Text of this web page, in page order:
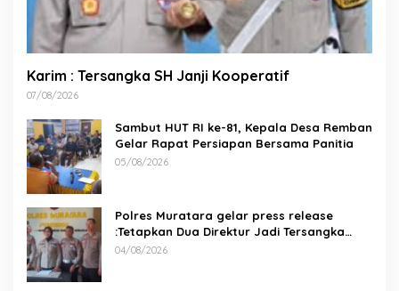
Karim : Tersangka SH Janji Kooperatif
07/08/2026
Sambut HUT RI ke-81, Kepala Desa Remban
Gelar Rapat Persiapan Bersama Panitia
05/08/2026
Polres Muratara gelar press release
:Tetapkan Dua Direktur Jadi Tersangka
Kecelakaan Maut antara Bus ALS dan
04/08/2026